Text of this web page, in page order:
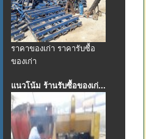
ราคาของเก่า ราคารับซื้อ
ของเก่า
แนวโน้ม ร้านรับซื้อของเก่...